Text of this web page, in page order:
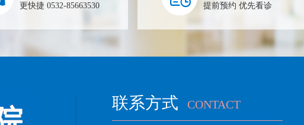
更快捷 0532-85663530 提前预约 优先看诊
联系方式 CONTACT